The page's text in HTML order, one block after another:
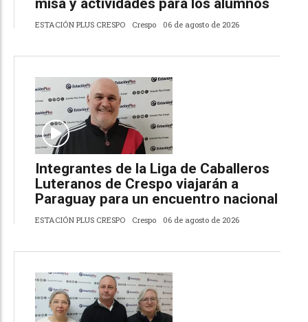
ESTACIÓN PLUS CRESPO Crespo 06 de agosto de 2026
Integrantes de la Liga de Caballeros
Luteranos de Crespo viajarán a
Paraguay para un encuentro nacional
ESTACIÓN PLUS CRESPO Crespo 06 de agosto de 2026